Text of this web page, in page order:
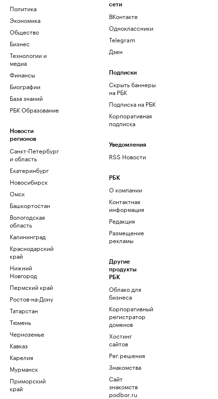
Политика
Экономика
Общество
Бизнес
Технологии и
медиа
Финансы
Биографии
База знаний
РБК Образование
Новости
регионов
Санкт-Петербург
и область
Екатеринбург
Новосибирск
Омск
Башкортостан
Вологодская
область
Калининград
Краснодарский
край
Нижний
Новгород
Пермский край
Ростов-на-Дону
Татарстан
Тюмень
Черноземье
Кавказ
Карелия
Мурманск
Приморский
край
сети
ВКонтакте
Одноклассники
Telegram
Дзен
Подписки
Скрыть баннеры
на РБК
Подписка на РБК
Корпоративная
подписка
Уведомления
RSS Новости
РБК
О компании
Контактная
информация
Редакция
Размещение
рекламы
Другие
продукты
РБК
Облако для
бизнеса
Корпоративный
регистратор
доменов
Хостинг
сайтов
Рег.решения
Знакомства
Сайт
знакомств
podbor.ru